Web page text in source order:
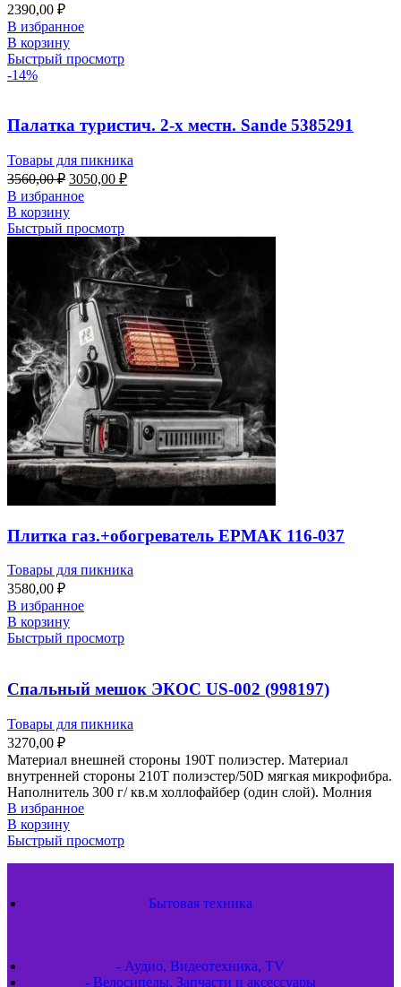
2390,00 ₽
В избранное
В корзину
Быстрый просмотр
-14%
Палатка туристич. 2-х местн. Sande 5385291
Товары для пикника
3560,00₽ 3050,00 ₽
В избранное
В корзину
Быстрый просмотр
Плитка газ.+обогреватель ЕРМАК 116-037
Товары для пикника
3580,00 ₽
В избранное
В корзину
Быстрый просмотр
Спальный мешок ЭКОС US-002 (998197)
Товары для пикника
3270,00 ₽
Материал внешней стороны 190Т полиэстер. Материал
внутренней стороны 210Т полиэстер/50D мягкая микрофибра.
Наполнитель 300 г/ кв.м холлофайбер (один слой). Молния
В избранное
В корзину
Быстрый просмотр
Бытовая техника
- Аудио, Видеотехника, TV
- Велосипеды, Запчасти и аксессуары